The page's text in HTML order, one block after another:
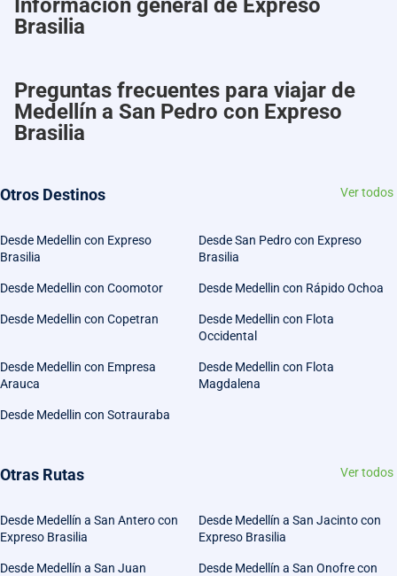
Brasilia
Preguntas frecuentes para viajar de
Medellín a San Pedro con Expreso
Brasilia
Otros Destinos Ver todos
Desde Medellin con Expreso
Brasilia
Desde San Pedro con Expreso
Brasilia
Desde Medellin con Coomotor Desde Medellin con Rápido Ochoa
Desde Medellin con Copetran
Desde Medellin con Flota
Occidental
Desde Medellin con Empresa
Arauca
Desde Medellin con Flota
Magdalena
Desde Medellin con Sotrauraba
Otras Rutas Ver todos
Desde Medellín a San Antero con
Expreso Brasilia
Desde Medellín a San Jacinto con
Expreso Brasilia
Desde Medellín a San Juan
Desde Medellín a San Onofre con